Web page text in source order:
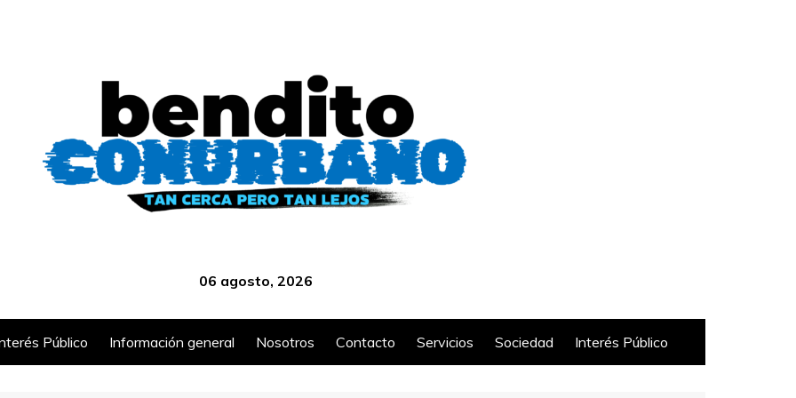
06 agosto, 2026
Público Información general Nosotros Contacto Servicios Sociedad Interés Público